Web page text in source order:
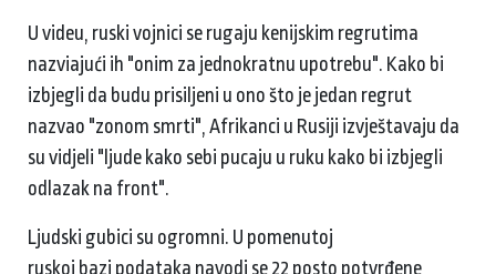
U videu, ruski vojnici se rugaju kenijskim regrutima
nazviajući ih "onim za jednokratnu upotrebu". Kako bi
izbjegli da budu prisiljeni u ono što je jedan regrut
nazvao "zonom smrti", Afrikanci u Rusiji izvještavaju da
su vidjeli "ljude kako sebi pucaju u ruku kako bi izbjegli
odlazak na front".
Ljudski gubici su ogromni. U pomenutoj
ruskoj bazi podataka navodi se 22 posto potvrđene